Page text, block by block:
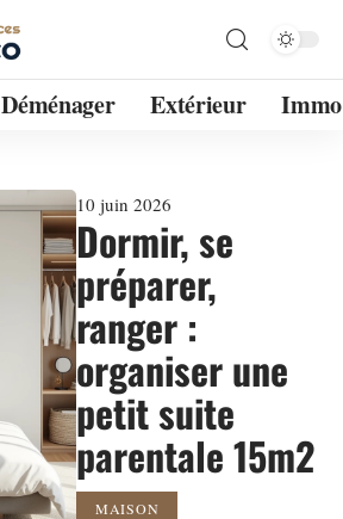
Déménager Extérieur Immo
10 juin 2026
Dormir, se
préparer,
ranger :
organiser une
petit suite
parentale 15m2
MAISON